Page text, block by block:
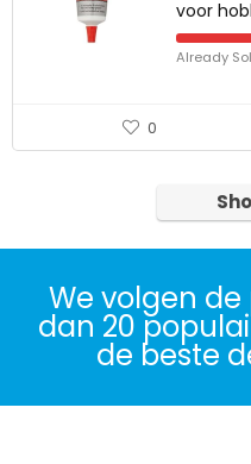
voor
Already
0
We volgen
dan 20
de beste